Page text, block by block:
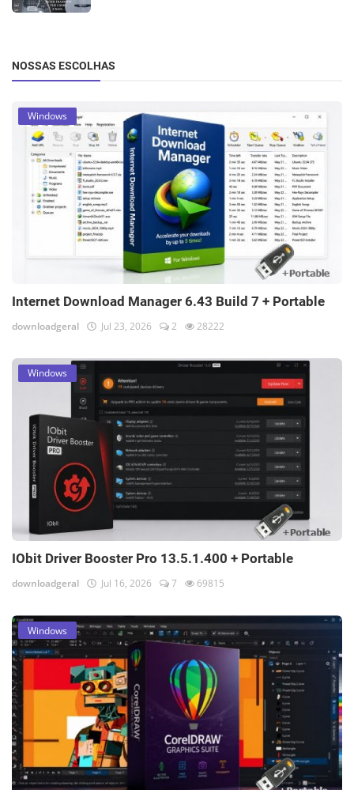
NOSSAS ESCOLHAS
Windows
Internet Download Manager 6.43 Build 7 + Portable
downloadgeral Jul 23, 2026 2 28222
Windows
IObit Driver Booster Pro 13.5.1.400 + Portable
downloadgeral Jul 16, 2026 7 69815
Windows